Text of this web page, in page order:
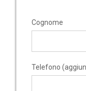
Cognome
Telefono